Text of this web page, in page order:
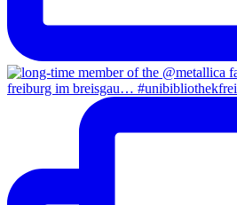
freiburg im breisgau…